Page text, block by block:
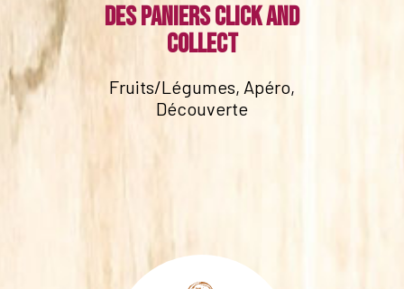
Des paniers click and
collect
Fruits/Légumes, Apéro,
Découverte